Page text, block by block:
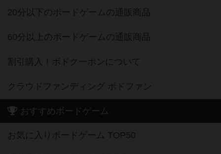
20分以下のボードゲームの通販商品
60分以上のボードゲームの通販商品
割引購入！ボドクーポンについて
クラウドファンディング ボドファン
おすすめボードゲーム
お気に入りボードゲーム TOP50